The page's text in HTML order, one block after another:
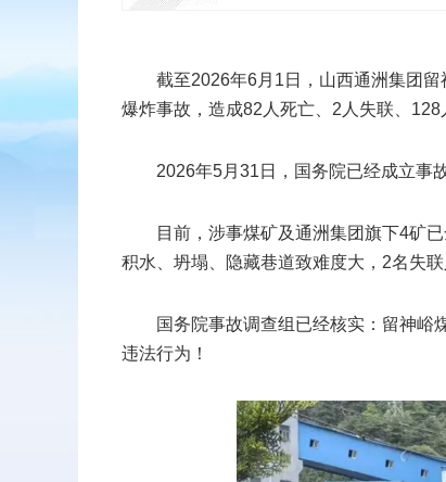
截至2026年6月1日，山西通洲集团
爆炸事故，造成82人死亡、2人失联、128
2026年5月31日，国务院已经成立事
目前，涉事煤矿及通洲集团旗下4矿
积水、坍塌、隐藏巷道致难度大，‌2名失
国务院事故调查组已经核实：留神峪
违法行为！